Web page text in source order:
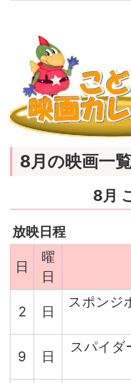
8月の映画一
8月
放映日程
日
曜
日
2 日
スポンジ
9 日
スパイダ